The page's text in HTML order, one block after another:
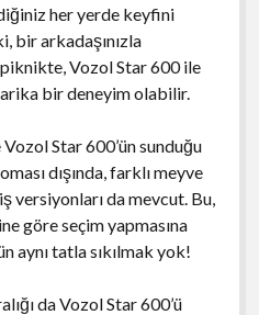
her yerde keyfini
bir arkadaşınızla
Vozol Star 600 ile
bir deneyim olabilir.
Star 600’ün sunduğu
dışında, farklı meyve
da mevcut. Bu,
göre seçim yapmasına
aynı tatla sıkılmak yok!
da Vozol Star 600’ü